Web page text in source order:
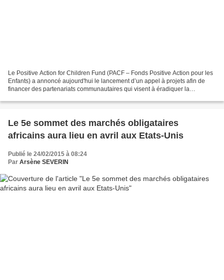
Le Positive Action for Children Fund (PACF – Fonds Positive Action pour les
Enfants) a annoncé aujourd'hui le lancement d’un appel à projets afin de
financer des partenariats communautaires qui visent à éradiquer la
Le 5e sommet des marchés obligataires
africains aura lieu en avril aux Etats-Unis
Publié le 24/02/2015 à 08:24
Par Arsène SEVERIN